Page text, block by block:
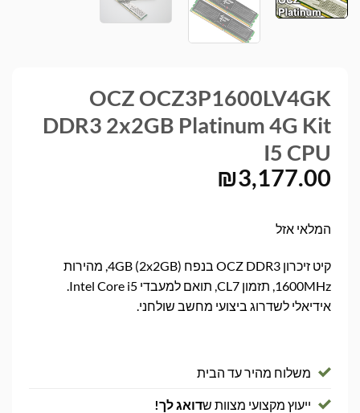
OCZ OCZ3P1600LV4GK
DDR3 2x2GB Platinum 4G Kit
I5 CPU
₪3,177.00
המלאי אזל
קיט זיכרון OCZ DDR3 בנפח 4GB (2x2GB), מהירות
1600MHz, תזמון CL7, תואם למעבדי Intel Core i5.
אידיאלי לשדרוג ביצועי מחשב שולחני.
משלוח מהיר עד הבית
ייעוץ מקצועי מצוות שדואג לך!